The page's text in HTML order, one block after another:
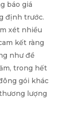
báo giá
định trước.
xét nhiều
kết ràng
như đề
trong hết
gói khác
lượng